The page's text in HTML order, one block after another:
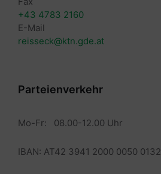
+43 4783 2160
E-Mail
reisseck@ktn.gde.at
Parteienverkehr
Mo-Fr: 08.00-12.00 Uhr
IBAN: AT42 3941 2000 0050 0132